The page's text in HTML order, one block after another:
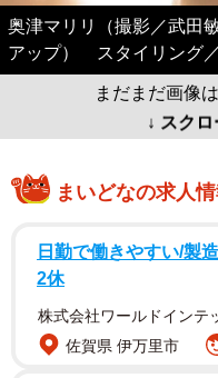
奥津マリリ（撮影／武田
アップ） スタイリング／
まだまだ画像
↓ スク
まいどなの求人
日勤で働きやすい/製
2休
株式会社ワールドインテ
佐賀県 伊万里市